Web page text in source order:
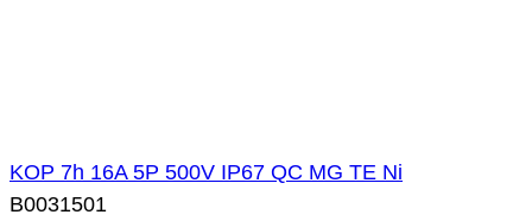
KOP 7h 16A 5P 500V IP67 QC MG TE Ni
B0031501